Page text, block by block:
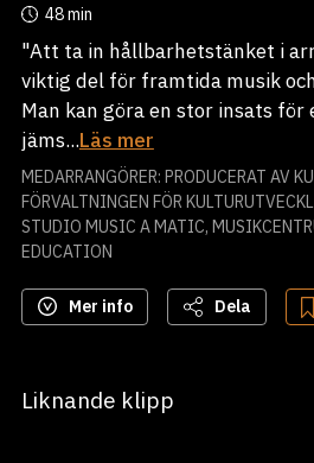
48 min
"Att ta in hållbarhetstänket i
viktig del för framtida musik
Man kan göra en stor insats
jäms...Läs mer
MEDARRANGÖRER: PRODUCERAT AV
FÖRVALTNINGEN FÖR
STUDIO MUSIC A MATIC,
EDUCATION
Mer info Dela
Liknande klipp